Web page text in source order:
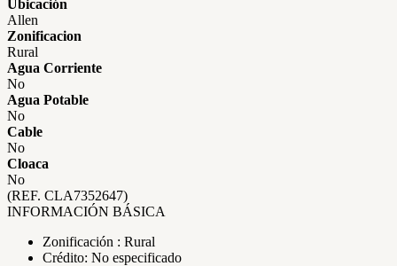
Ubicación
Allen
Zonificacion
Rural
Agua Corriente
No
Agua Potable
No
Cable
No
Cloaca
No
(REF. CLA7352647)
INFORMACIÓN BÁSICA
Zonificación : Rural
Crédito: No especificado